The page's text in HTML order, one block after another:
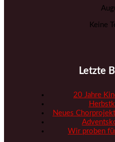
Keine
Letzte
20 Jahre
Neues
Wir proben